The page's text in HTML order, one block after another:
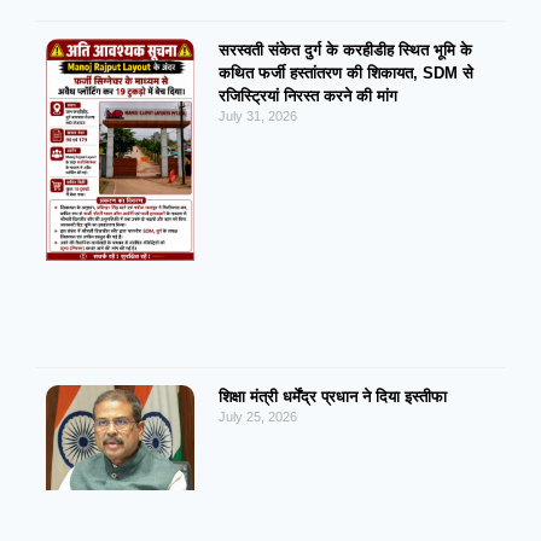
सरस्वती संकेत दुर्ग के करहीडीह स्थित भूमि के
कथित फर्जी हस्तांतरण की शिकायत, SDM से
रजिस्ट्रियां निरस्त करने की मांग
July 31, 2026
शिक्षा मंत्री धर्मेंद्र प्रधान ने दिया इस्तीफा
July 25, 2026